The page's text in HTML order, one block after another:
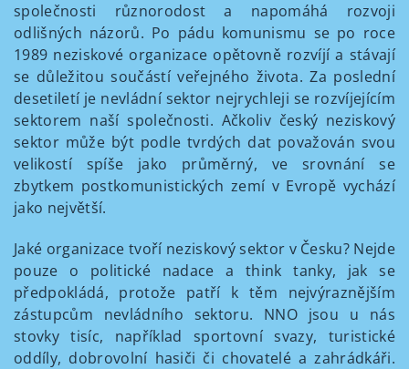
společnosti různorodost a napomáhá rozvoji
odlišných názorů. Po pádu komunismu se po roce
1989 neziskové organizace opětovně rozvíjí a stávají
se důležitou součástí veřejného života. Za poslední
desetiletí je nevládní sektor nejrychleji se rozvíjejícím
sektorem naší společnosti. Ačkoliv český neziskový
sektor může být podle tvrdých dat považován svou
velikostí spíše jako průměrný, ve srovnání se
zbytkem postkomunistických zemí v Evropě vychází
jako největší.
Jaké organizace tvoří neziskový sektor v Česku? Nejde
pouze o politické nadace a think tanky, jak se
předpokládá, protože patří k těm nejvýraznějším
zástupcům nevládního sektoru. NNO jsou u nás
stovky tisíc, například sportovní svazy, turistické
oddíly, dobrovolní hasiči či chovatelé a zahrádkáři.